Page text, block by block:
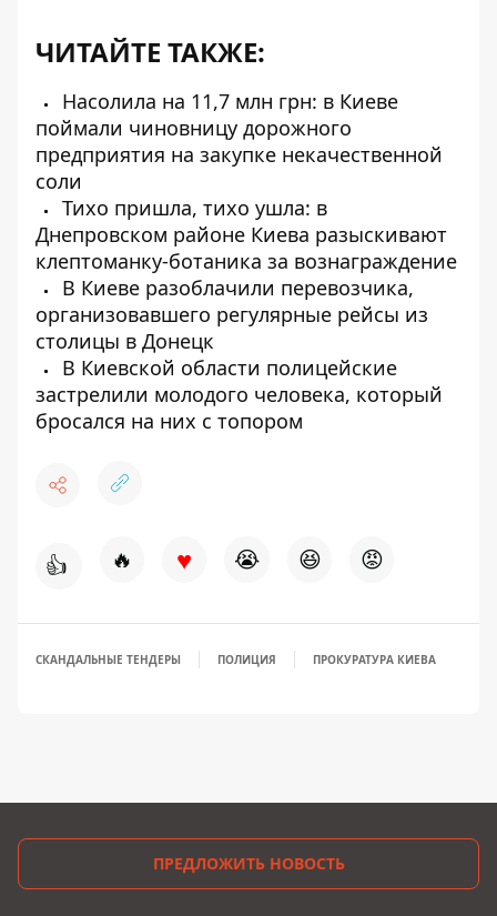
ЧИТАЙТЕ ТАКЖЕ:
Насолила на 11,7 млн ​​грн: в Киеве
поймали чиновницу дорожного
предприятия на закупке некачественной
соли
Тихо пришла, тихо ушла: в
Днепровском районе Киева разыскивают
клептоманку-ботаника за вознаграждение
В Киеве разоблачили перевозчика,
организовавшего регулярные рейсы из
столицы в Донецк
В Киевской области полицейские
застрелили молодого человека, который
бросался на них с топором
👍 🔥 ♥ 😭 😆 😡
СКАНДАЛЬНЫЕ ТЕНДЕРЫ ПОЛИЦИЯ ПРОКУРАТУРА КИЕВА
ПРЕДЛОЖИТЬ НОВОСТЬ